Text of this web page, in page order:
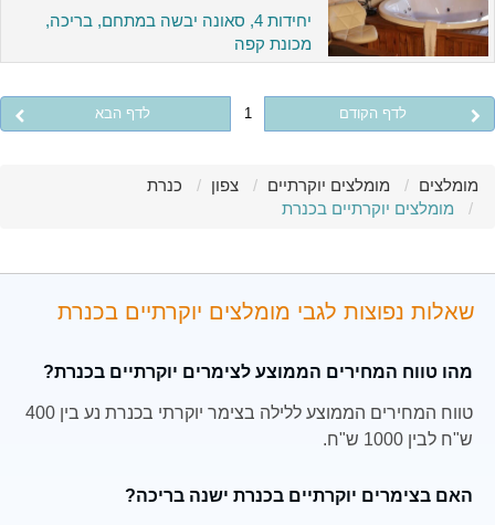
יחידות 4, סאונה יבשה במתחם, בריכה,
מכונת קפה
לדף הקודם 1 לדף הבא
מומלצים מומלצים יוקרתיים צפון
כנרת
מומלצים יוקרתיים בכנרת
שאלות נפוצות לגבי מומלצים יוקרתיים בכנרת
מהו טווח המחירים הממוצע לצימרים יוקרתיים בכנרת?
טווח המחירים הממוצע ללילה בצימר יוקרתי בכנרת נע בין 400
ש"ח לבין 1000 ש"ח.
האם בצימרים יוקרתיים בכנרת ישנה בריכה?